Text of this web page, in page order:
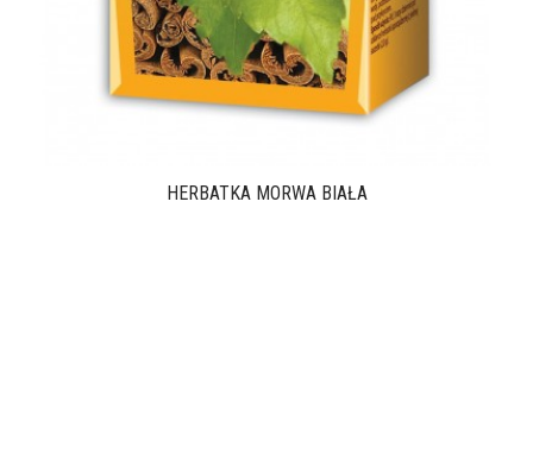
HERBATKA MORWA BIAŁA